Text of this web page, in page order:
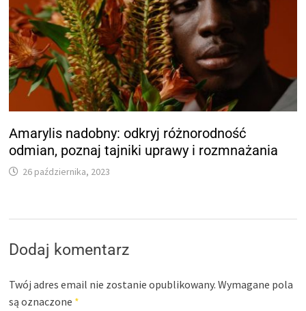
Amarylis nadobny: odkryj różnorodność
odmian, poznaj tajniki uprawy i rozmnażania
26 października, 2023
Dodaj komentarz
Twój adres email nie zostanie opublikowany. Wymagane pola
są oznaczone *